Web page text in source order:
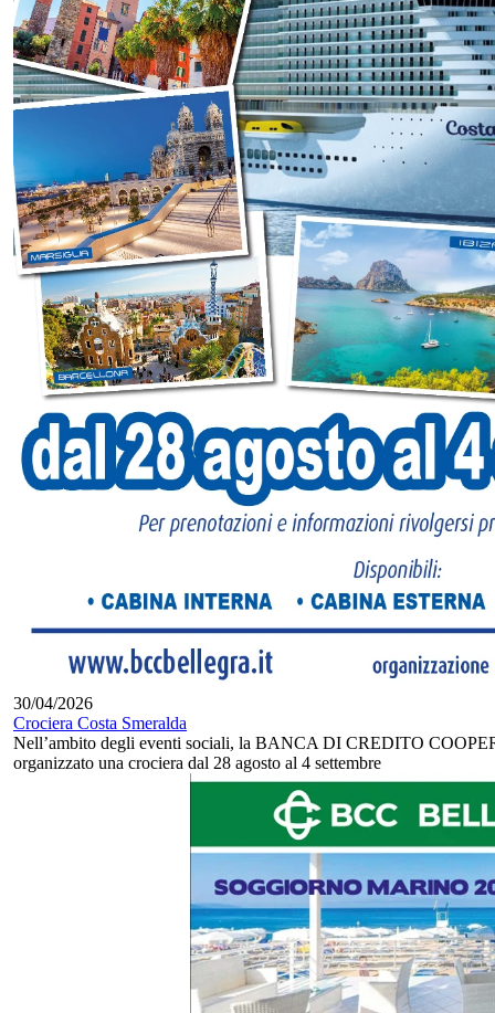
30/04/2026
Crociera Costa Smeralda
Nell’ambito degli eventi sociali, la BANCA DI CREDITO
organizzato una crociera dal 28 agosto al 4 settembre